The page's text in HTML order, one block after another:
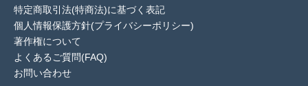
特定商取引法(特商法)に基づく表記
個人情報保護方針(プライバシーポリシー)
著作権について
よくあるご質問(FAQ)
お問い合わせ